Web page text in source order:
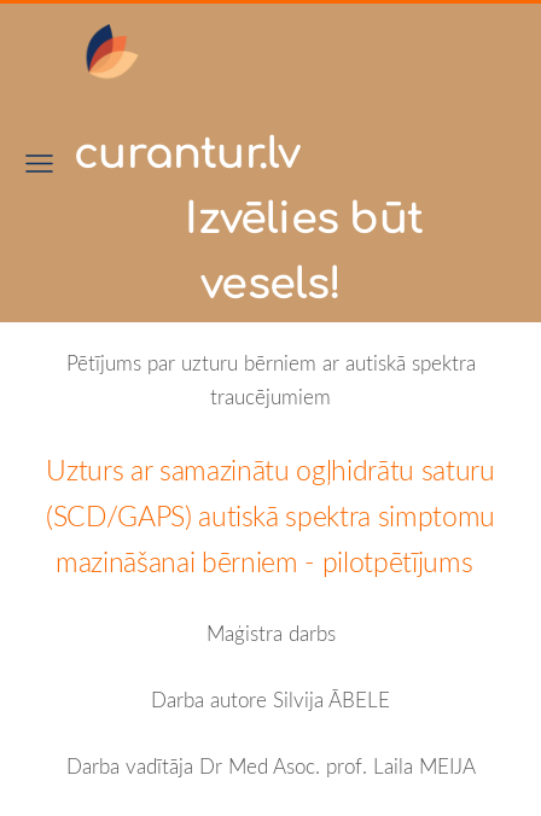
curantur.lv
Izvēlies būt
vesels!
Pētījums par uzturu bērniem ar autiskā spektra
traucējumiem
Uzturs ar samazinātu ogļhidrātu saturu
(SCD/GAPS) autiskā spektra simptomu
mazināšanai bērniem - pilotpētījums
Maģistra darbs
Darba autore Silvija ĀBELE
Darba vadītāja Dr Med Asoc. prof. Laila MEIJA